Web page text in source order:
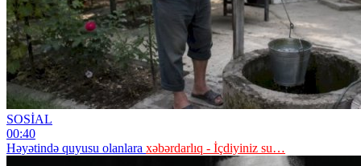
SOSİAL
00:40
Həyətində quyusu olanlara xəbərdarlıq - İçdiyiniz su…